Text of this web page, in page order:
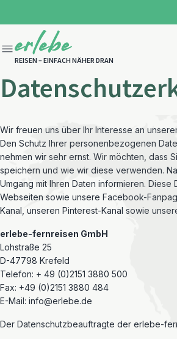
REISEN – EINFACH NÄHER DRAN
Wir freuen uns über Ihr Interesse an
Den Schutz Ihrer personenbezogenen
nehmen wir sehr ernst. Wir möchten, dass
speichern und wie wir diese verwenden.
Umgang mit Ihren Daten informieren.
Webseiten sowie unsere Facebook-
Kanal, unseren Pinterest-Kanal sowie
erlebe-fernreisen GmbH
Lohstraße 25
D-47798 Krefeld
Telefon: + 49 (0)2151 3880 500
Fax: +49 (0)2151 3880 484
E-Mail: info@erlebe.de
Der Datenschutzbeauftragte der erlebe-